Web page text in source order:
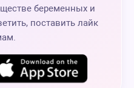
беременных и
поставить лайк